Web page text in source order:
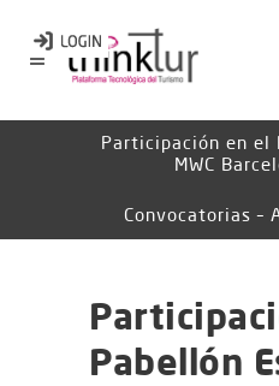
Participación en el
MWC
Convocatorias –
Pabellón